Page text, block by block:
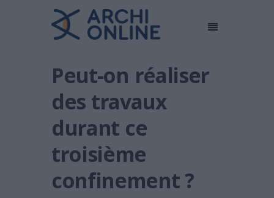
Peut-on réaliser
des travaux
durant ce
troisième
confinement ?